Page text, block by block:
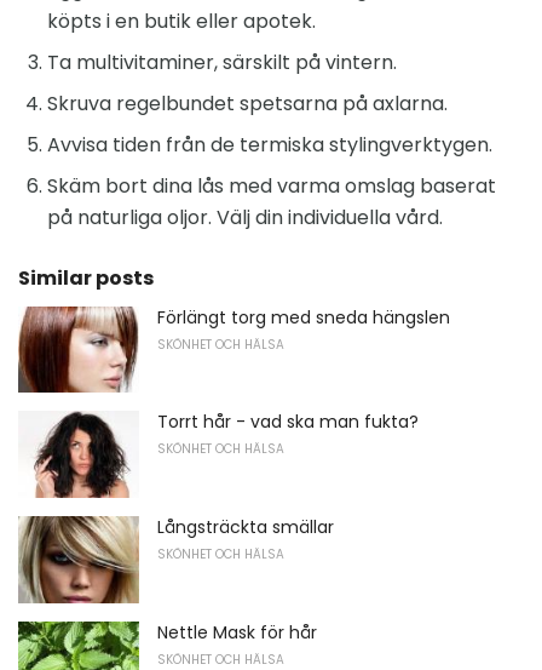
köpts i en butik eller apotek.
Ta multivitaminer, särskilt på vintern.
Skruva regelbundet spetsarna på axlarna.
Avvisa tiden från de termiska stylingverktygen.
Skäm bort dina lås med varma omslag baserat
på naturliga oljor. Välj din individuella vård.
Similar posts
Förlängt torg med sneda hängslen
SKÖNHET OCH HÄLSA
Torrt hår - vad ska man fukta?
SKÖNHET OCH HÄLSA
Långsträckta smällar
SKÖNHET OCH HÄLSA
Nettle Mask för hår
SKÖNHET OCH HÄLSA